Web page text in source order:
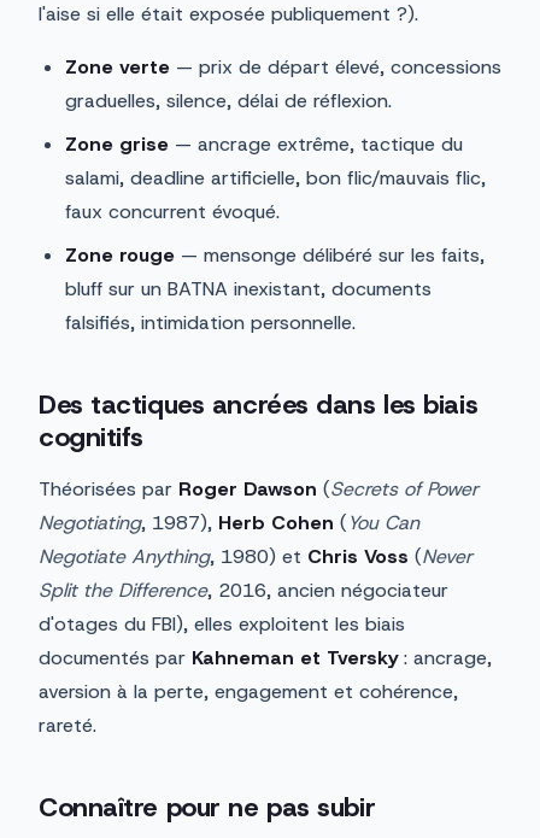
l'aise si elle était exposée publiquement ?).
Zone verte — prix de départ élevé, concessions
graduelles, silence, délai de réflexion.
Zone grise — ancrage extrême, tactique du
salami, deadline artificielle, bon flic/mauvais flic,
faux concurrent évoqué.
Zone rouge — mensonge délibéré sur les faits,
bluff sur un BATNA inexistant, documents
falsifiés, intimidation personnelle.
Des tactiques ancrées dans les biais
cognitifs
Théorisées par Roger Dawson (Secrets of Power
Negotiating, 1987), Herb Cohen (You Can
Negotiate Anything, 1980) et Chris Voss (Never
Split the Difference, 2016, ancien négociateur
d'otages du FBI), elles exploitent les biais
documentés par Kahneman et Tversky: ancrage,
aversion à la perte, engagement et cohérence,
rareté.
Connaître pour ne pas subir